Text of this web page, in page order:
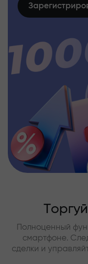
Полноценный
смартфоне.
сделки и